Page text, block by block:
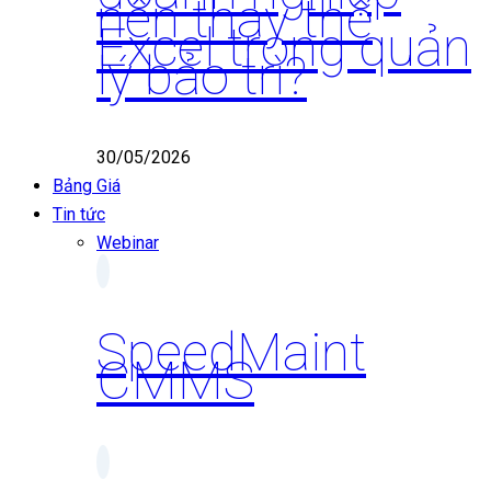
nên thay thế
Excel trong quản
lý bảo trì?
30/05/2026
Bảng Giá
Tin tức
Webinar
SpeedMaint
CMMS